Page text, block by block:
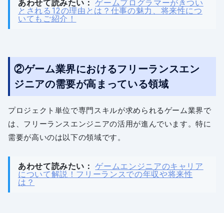
あわせて読みたい：
ゲームプログラマーがきつい
とされる12の理由とは？仕事の魅力、将来性につ
いてもご紹介！
②ゲーム業界におけるフリーランスエン
ジニアの需要が高まっている領域
プロジェクト単位で専門スキルが求められるゲーム業界で
は、フリーランスエンジニアの活用が進んでいます。特に
需要が高いのは以下の領域です。
あわせて読みたい：
ゲームエンジニアのキャリア
について解説！フリーランスでの年収や将来性
は？